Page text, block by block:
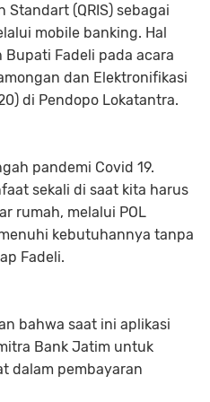
Standart (QRIS) sebagai
mobile banking. Hal
Fadeli pada acara
dan Elektronifikasi
di Pendopo Lokatantra.
pandemi Covid 19.
sekali di saat kita harus
rumah, melalui POL
kebutuhannya tanpa
Fadeli.
bahwa saat ini aplikasi
Bank Jatim untuk
dalam pembayaran